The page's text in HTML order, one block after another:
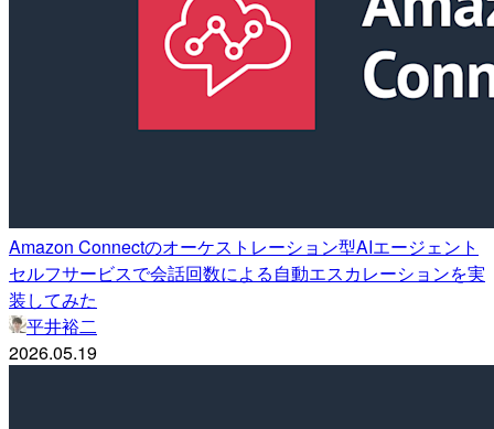
Amazon Connectのオーケストレーション型AIエージェント
セルフサービスで会話回数による自動エスカレーションを実
装してみた
平井裕二
2026.05.19